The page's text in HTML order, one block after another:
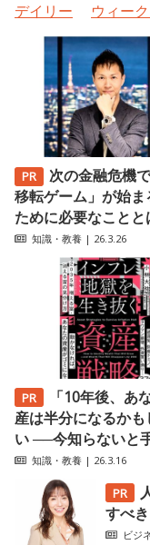
デイリー
ウィー
次の金融危機
移転ゲーム」が始ま
ために必要なことと
知識・教養 | 26.3.26
「10年後、あ
産は半分になるかも
い ──今知らないと
知識・教養 | 26.3.16
すべ
ビジ